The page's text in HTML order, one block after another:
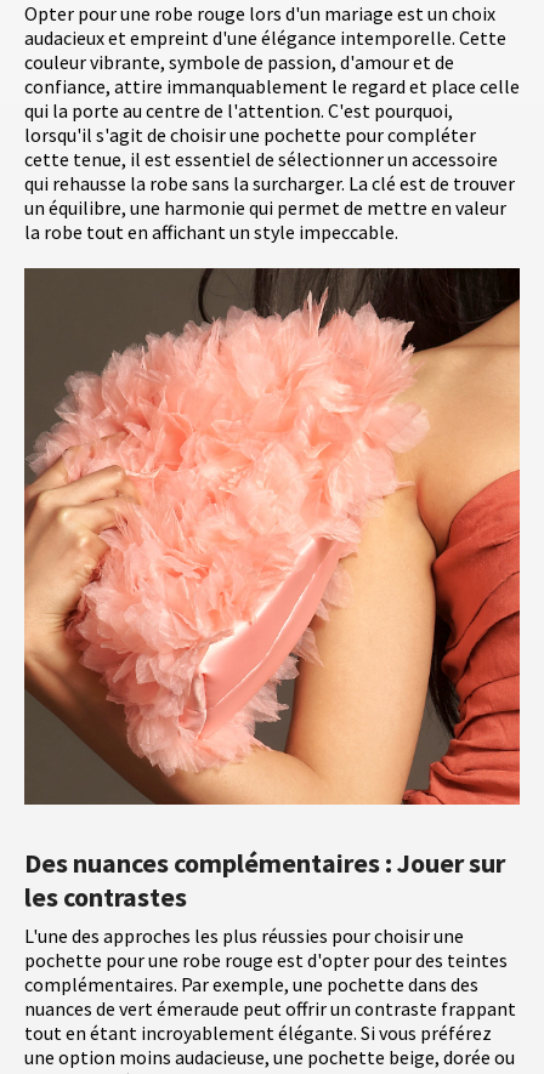
Opter pour une robe rouge lors d'un mariage est un choix
audacieux et empreint d'une élégance intemporelle. Cette
couleur vibrante, symbole de passion, d'amour et de
confiance, attire immanquablement le regard et place celle
qui la porte au centre de l'attention. C'est pourquoi,
lorsqu'il s'agit de choisir une pochette pour compléter
cette tenue, il est essentiel de sélectionner un accessoire
qui rehausse la robe sans la surcharger. La clé est de trouver
un équilibre, une harmonie qui permet de mettre en valeur
la robe tout en affichant un style impeccable.
Des nuances complémentaires : Jouer sur
les contrastes
L'une des approches les plus réussies pour choisir une
pochette pour une robe rouge est d'opter pour des teintes
complémentaires. Par exemple, une pochette dans des
nuances de vert émeraude peut offrir un contraste frappant
tout en étant incroyablement élégante. Si vous préférez
une option moins audacieuse, une pochette beige, dorée ou